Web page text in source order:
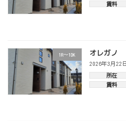
賃料
1R～1DK オレガノ
2026年3月22日
所在
賃料